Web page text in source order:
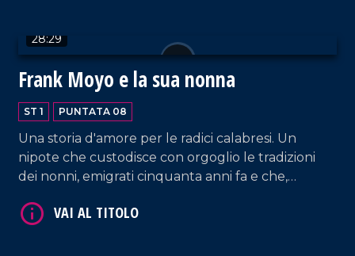
28:29
Frank Moyo e la sua nonna
ST 1 PUNTATA 08
Una storia d'amore per le radici calabresi. Un
nipote che custodisce con orgoglio le tradizioni
dei nonni, emigrati cinquanta anni fa e che,
nel cuore la loro terra.
VAI AL TITOLO